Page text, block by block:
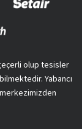
olup tesisler
Yabancı